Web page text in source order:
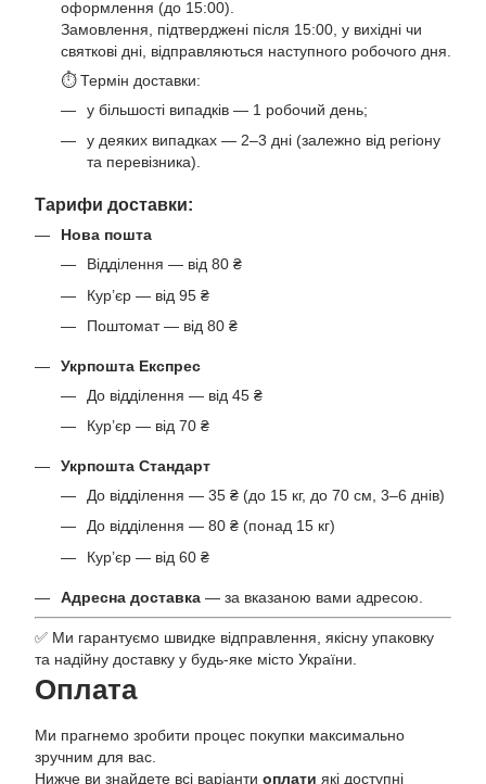
оформлення (до 15:00).
Замовлення, підтверджені після 15:00, у вихідні чи
святкові дні, відправляються наступного робочого дня.
⏱ Термін доставки:
у більшості випадків — 1 робочий день;
у деяких випадках — 2–3 дні (залежно від регіону
та перевізника).
Тарифи доставки:
Нова пошта
Відділення — від 80 ₴
Кур’єр — від 95 ₴
Поштомат — від 80 ₴
Укрпошта Експрес
До відділення — від 45 ₴
Кур’єр — від 70 ₴
Укрпошта Стандарт
До відділення — 35 ₴ (до 15 кг, до 70 см, 3–6 днів)
До відділення — 80 ₴ (понад 15 кг)
Кур’єр — від 60 ₴
Адресна доставка — за вказаною вами адресою.
✅ Ми гарантуємо швидке відправлення, якісну упаковку
та надійну доставку у будь-яке місто України.
Оплата
Ми прагнемо зробити процес покупки максимально
зручним для вас.
Нижче ви знайдете всі варіанти оплати які доступні